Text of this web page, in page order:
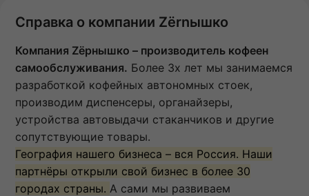
Справка о компании Zёrnышко
Компания Zёрнышко – производитель кофеен
самообслуживания. Более 3х лет мы занимаемся
разработкой кофейных автономных стоек,
производим диспенсеры, органайзеры,
устройства автовыдачи стаканчиков и другие
сопутствующие товары.
География нашего бизнеса – вся Россия. Наши
партнёры открыли свой бизнес в более 30
городах страны. А сами мы развиваем